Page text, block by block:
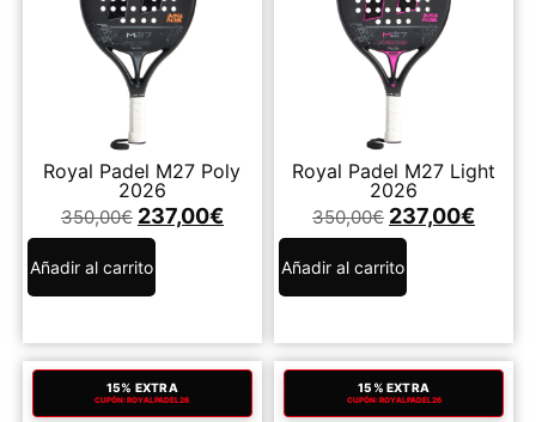
Royal Padel M27 Poly
2026
350,00€ 237,00€
Añadir al carrito
Royal Padel M27 Light
2026
350,00€ 237,00€
Añadir al carrito
15% EXTRA
CUPÓN: ROYALPADEL26
15% EXTRA
CUPÓN: ROYALPADEL26